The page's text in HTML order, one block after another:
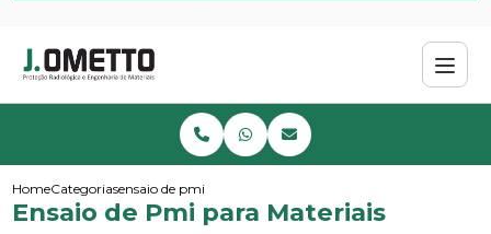
HomeCategoriasensaio de pmi para materiais
Ensaio de Pmi para Materiais